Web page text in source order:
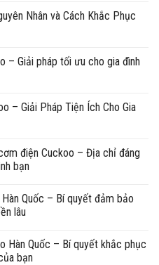
Nhân và Cách Khắc Phục
– Giải pháp tối ưu cho gia đình
– Giải Pháp Tiện Ích Cho Gia
điện Cuckoo – Địa chỉ đáng
bạn
Quốc – Bí quyết đảm bảo
lâu
Hàn Quốc – Bí quyết khắc phục
bạn